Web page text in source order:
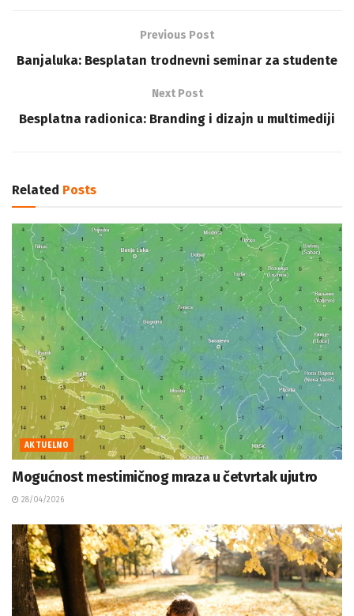
Previous Post
Banjaluka: Besplatan trodnevni seminar za studente
Next Post
Besplatna radionica: Branding i dizajn u multimediji
Related Posts
AKTUELNO
Mogućnost mestimičnog mraza u četvrtak ujutro
28/04/2026